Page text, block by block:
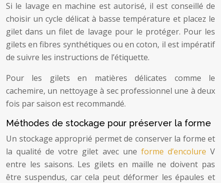
Si le lavage en machine est autorisé, il est conseillé de
choisir un cycle délicat à basse température et placez le
gilet dans un filet de lavage pour le protéger. Pour les
gilets en fibres synthétiques ou en coton, il est impératif
de suivre les instructions de l’étiquette.
Pour les gilets en matières délicates comme le
cachemire, un nettoyage à sec professionnel une à deux
fois par saison est recommandé.
Méthodes de stockage pour préserver la forme
Un stockage approprié permet de conserver la forme et
la qualité de votre gilet avec une forme d’encolure V
entre les saisons. Les gilets en maille ne doivent pas
être suspendus, car cela peut déformer les épaules et